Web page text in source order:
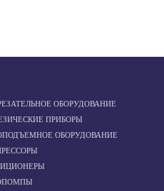
ОБОРУДОВАНИЕ
ПРИБОРЫ
ОБОРУДОВАНИЕ